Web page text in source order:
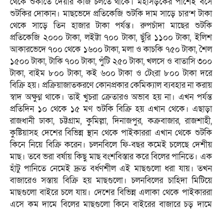
শুটকির দোকান। মাছভেদে প্রতিকেজি শুটকি দাম সাড়ে চার’শ টাকা
থেকে সাড়ে তিন হাজার টাকা পর্যন্ত। রুপচাঁদা মাছের শুটকি
প্রতিকেজি ২০০০ টাকা, লইট্টা ৭০০ টাকা, ছুঁরি ১১০০ টাকা, ইলিশ
আকারভেদে ৭০০ থেকে ১৬০০ টাকা, মলা ও কাচকি ৭৫০ টাকা, শৈল
১৫০০ টাকা, টাকি ৭০০ টাকা, পুঁটি ২৫০ টাকা, খলসে ও বাতাসি ৩০০
টাকা, বাইম ৮০০ টাকা, কই ৬০০ টাকা ও টেংরা ৮০০ টাকা দরে
বিক্রি হয়। প্রক্রিয়াজাতকরণে কোনপ্রকার কেমিক্যাল ব্যবহার না করায়
স্বাদ অক্ষুণ্ন থাকে। তাই খুচরা ক্রেতারও অভাব হয় না। এখন পর্যন্ত
প্রতিদিন ১০ থেকে ১৫ মণ শুটকি বিক্রি হয় এখান থেকে। এছাড়া
রাজধানী ঢাকা, চট্টগ্রাম, কুমিল্লা, দিনাজপুর, কক্রবাজার, রাজশাহী,
কুষ্টিয়াসহ দেশের বিভিন্ন স্থান থেকে পাইকাররা এখান থেকে শুটকি
কিনে নিয়ে বিক্রি করেন। চলনবিলে ফি-বছর কমেই চলেছে দেশীয়
মাছ। তবে ভরা বর্ষায় কিছু মাছ বংশবিস্তার করে বিলের পানিতে। এক
হাঁটু পানিতে নেমেই দ্রুত বর্ধণশীল এই মাছগুলো ধরা যায়। তখন
বাজারেও সস্তায় বিক্রি হয় মাছগুলো। চলনবিলের চাহিদা মিটিয়ে
মাছগুলো বাইরে চলে যায়। দেশের বিভিন্ন এলাকা থেকে পাইকাররা
এসে কম দামে বিলের মাছগুলো কিনে বাইরের বাজারে চড় দামে